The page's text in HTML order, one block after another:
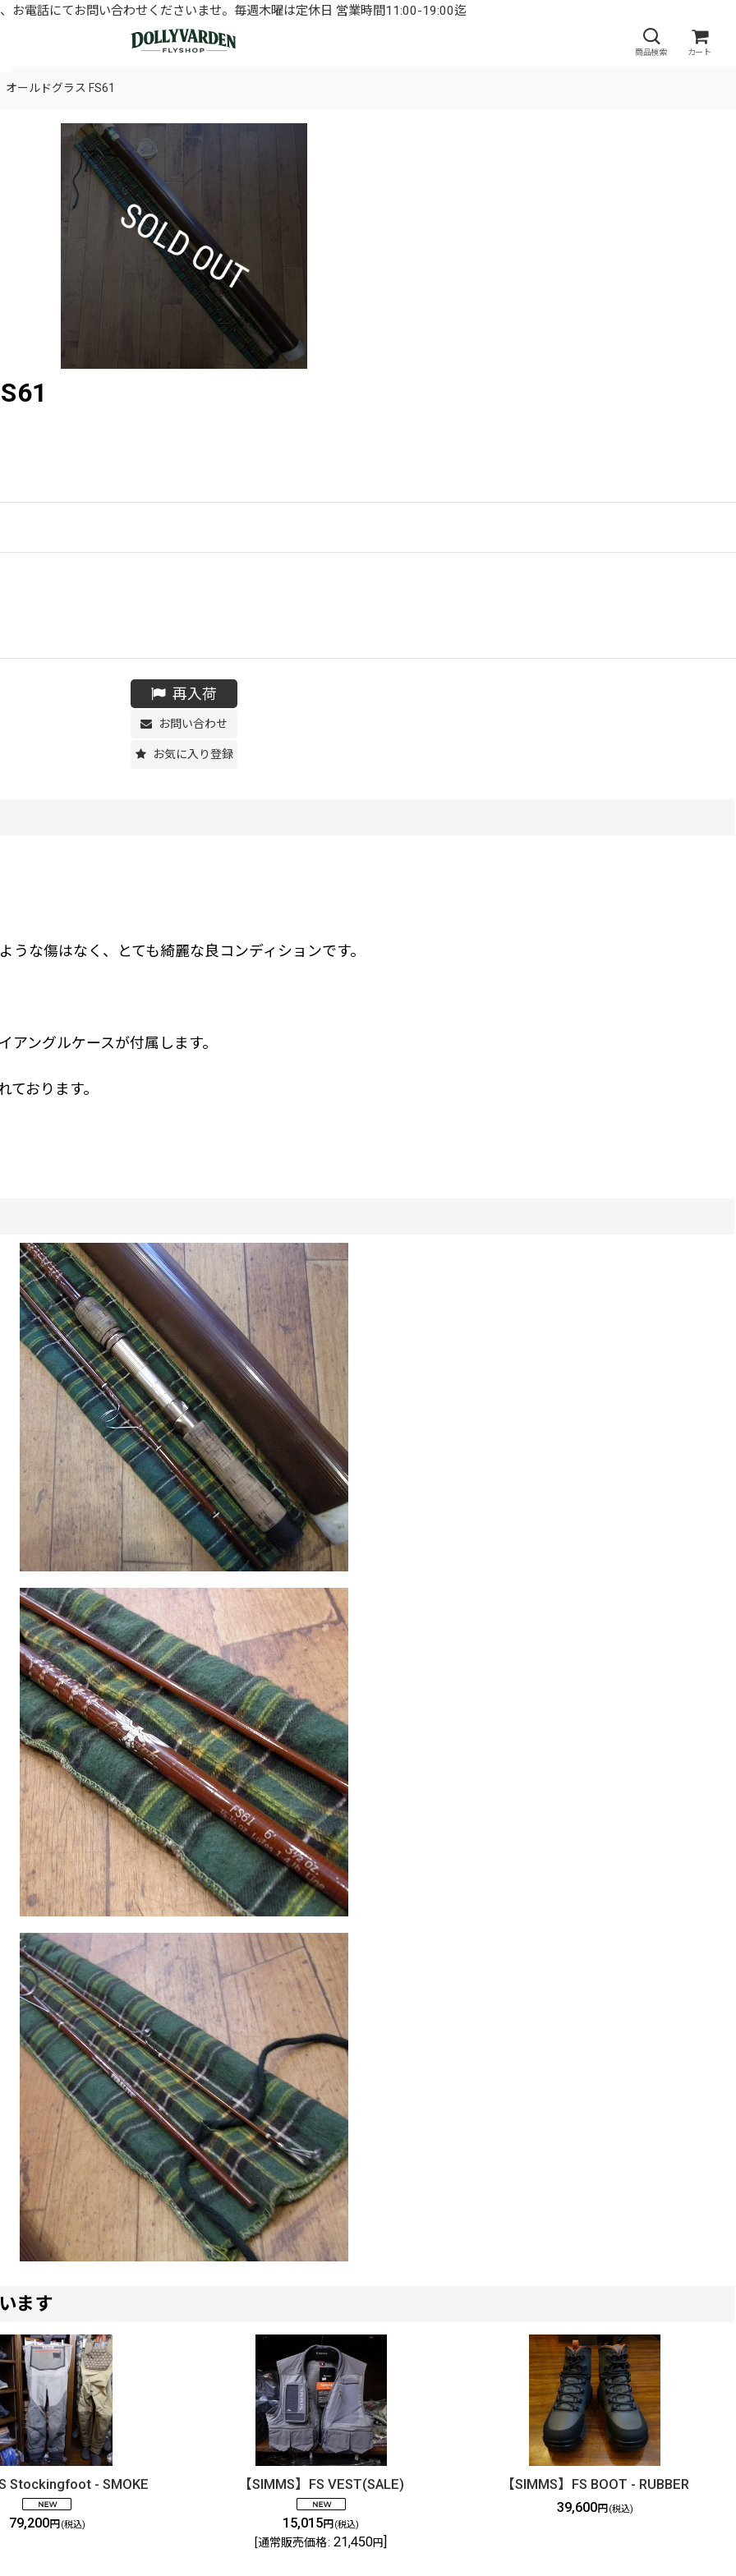
お電話にてお問い合わせくださいませ。毎週木曜は定休日 営業時間11:00-19:00迄
商品検索 カート
オールドグラス FS61
再入荷
お問い合わせ
お気に入り登録
な傷はなく、とても綺麗な良コンディションです。
ングルケースが付属します。
おります。
ます
Stockingfoot - SMOKE
79,200円 (税込)
【SIMMS】FS VEST(SALE)
15,015円 (税込)
[通常販売価格: 21,450円]
【SIMMS】FS BOOT - RUBBER
39,600円 (税込)